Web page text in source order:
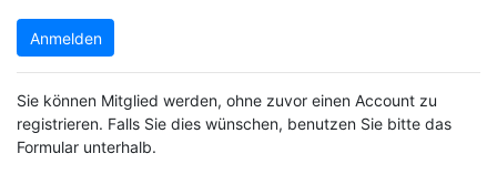
Anmelden
Sie können Mitglied werden, ohne zuvor einen Account zu
registrieren. Falls Sie dies wünschen, benutzen Sie bitte das
Formular unterhalb.